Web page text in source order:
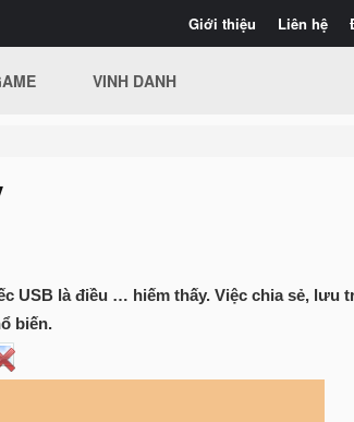
Giới thiệu Liên hệ
VINH DANH
USB là điều … hiếm thấy. Việc chia sẻ, lưu
biến.